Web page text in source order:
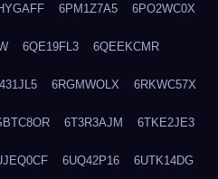
6PM1Z7A5 6PO2WC0X
6QE19FL3 6QEEKCMR
6RGMWOLX 6RKWC57X
6T3R3AJM 6TKE2JE3
6UQ42P16 6UTK14DG